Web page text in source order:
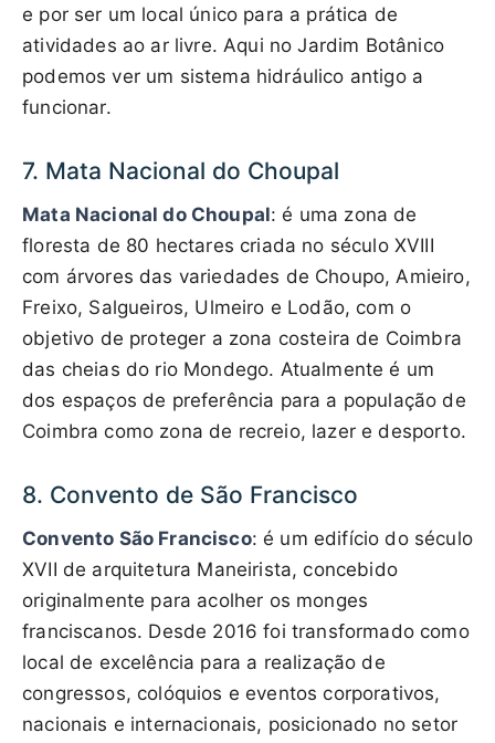
e por ser um local único para a prática de
atividades ao ar livre. Aqui no Jardim Botânico
podemos ver um sistema hidráulico antigo a
funcionar.
7. Mata Nacional do Choupal
Mata Nacional do Choupal: é uma zona de
floresta de 80 hectares criada no século XVIII
com árvores das variedades de Choupo, Amieiro,
Freixo, Salgueiros, Ulmeiro e Lodão, com o
objetivo de proteger a zona costeira de Coimbra
das cheias do rio Mondego. Atualmente é um
dos espaços de preferência para a população de
Coimbra como zona de recreio, lazer e desporto.
8. Convento de São Francisco
Convento São Francisco: é um edifício do século
XVII de arquitetura Maneirista, concebido
originalmente para acolher os monges
franciscanos. Desde 2016 foi transformado como
local de excelência para a realização de
congressos, colóquios e eventos corporativos,
nacionais e internacionais, posicionado no setor